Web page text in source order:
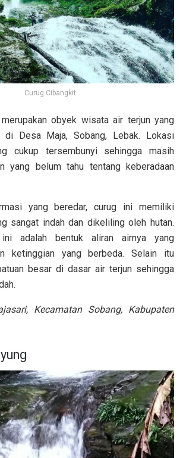
Curug Cibangkit
obyek wisata air terjun yang
di Desa Maja, Sobang, Lebak. Lokasi
cukup tersembunyi sehingga masih
yang belum tahu tentang keberadaan
yang beredar, curug ini memiliki
sangat indah dan dikeliling oleh hutan.
ini adalah bentuk aliran airnya yang
ketinggian yang berbeda. Selain itu
besar di dasar air terjun sehingga
Kecamatan Sobang, Kabupaten